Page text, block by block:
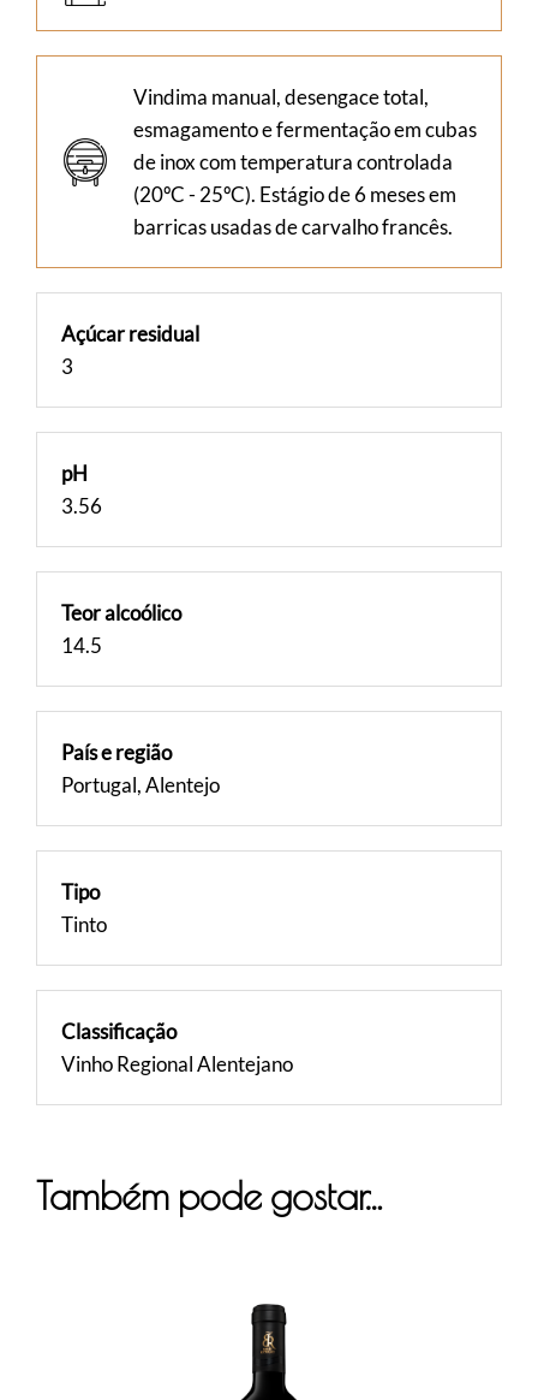
Vindima manual, desengace total,
esmagamento e fermentação em cubas
de inox com temperatura controlada
(20ºC - 25ºC). Estágio de 6 meses em
barricas usadas de carvalho francês.
Açúcar residual
3
pH
3.56
Teor alcoólico
14.5
País e região
Portugal, Alentejo
Tipo
Tinto
Classificação
Vinho Regional Alentejano
Também pode gostar…